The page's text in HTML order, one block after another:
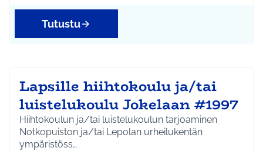
Tutustu
Lapsille hiihtokoulu ja/tai
luistelukoulu Jokelaan #1997
Hiihtokoulun ja/tai luistelukoulun tarjoaminen
Notkopuiston ja/tai Lepolan urheilukentän
ympäristöss…